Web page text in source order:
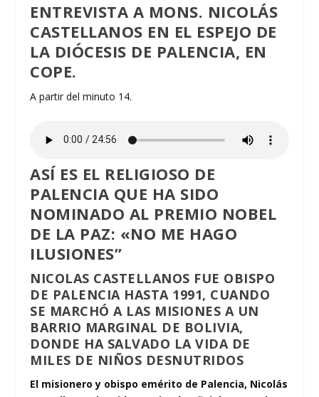
ENTREVISTA A MONS. NICOLÁS
CASTELLANOS EN EL ESPEJO DE
LA DIÓCESIS DE PALENCIA, EN
COPE.
A partir del minuto 14.
ASÍ ES EL RELIGIOSO DE
PALENCIA QUE HA SIDO
NOMINADO AL PREMIO NOBEL
DE LA PAZ: «NO ME HAGO
ILUSIONES”
NICOLAS CASTELLANOS FUE OBISPO
DE PALENCIA HASTA 1991, CUANDO
SE MARCHÓ A LAS MISIONES A UN
BARRIO MARGINAL DE BOLIVIA,
DONDE HA SALVADO LA VIDA DE
MILES DE NIÑOS DESNUTRIDOS
El misionero y obispo emérito de Palencia, Nicolás